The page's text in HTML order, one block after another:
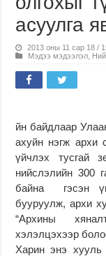
асуулга
2013 оны 11 сар 18 /
Мэдээ мэдээлэл
йн байдлаар
ахуйн нэгж архи
үйчлэх тусгай
нийслэлийн 300
байна гэсэн
бууруулж, архи
“Архины
хэлэлцэхээр
Харин энэ хууль